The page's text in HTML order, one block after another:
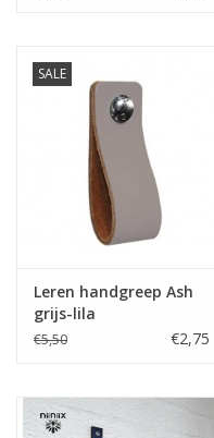
SALE
Leren handgreep Ash
grijs-lila
€5,50 €2,75